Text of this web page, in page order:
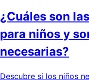
¿Cuáles son
para niños y
necesarias?
Descubre si los niños